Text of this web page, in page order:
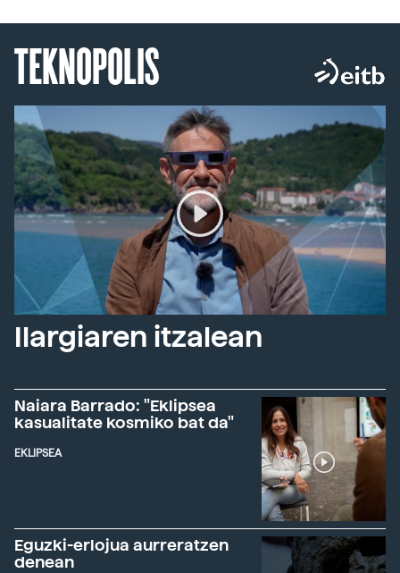
TEKNOPOLIS
Ilargiaren itzalean
Naiara Barrado: "Eklipsea
kasualitate kosmiko bat da"
EKLIPSEA
Eguzki-erlojua aurreratzen
denean